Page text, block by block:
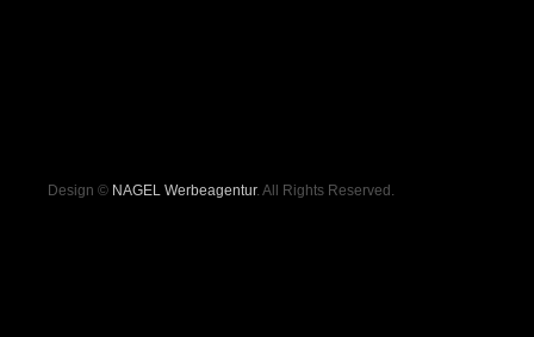
Design © NAGEL Werbeagentur. All Rights Reserved.